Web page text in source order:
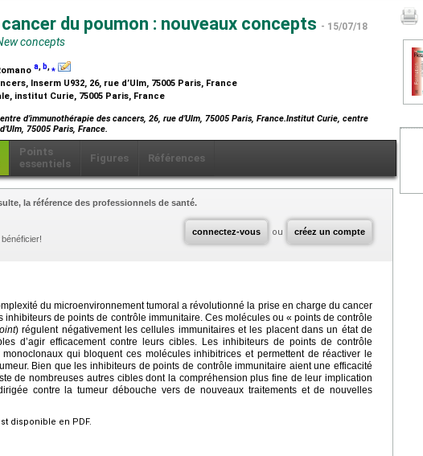
du poumon : nouveaux concepts - 15/07/18
concepts
a, b,⁎
Inserm U932, 26, rue d’Ulm, 75005 Paris, France
institut Curie, 75005 Paris, France
d’immunothérapie des cancers, 26, rue d’Ulm, 75005 Paris, France.Institut Curie, centre
75005 Paris, France.
Points
essentiels
Figures Références
connectez-vous ou créez un compte
la référence des professionnels de santé.
du microenvironnement tumoral a révolutionné la prise en charge du cancer
inhibiteurs de points de contrôle immunitaire. Ces molécules ou « points de contrôle
) régulent négativement les cellules immunitaires et les placent dans un état de
d’agir efficacement contre leurs cibles. Les inhibiteurs de points de contrôle
qui bloquent ces molécules inhibitrices et permettent de réactiver le
Bien que les inhibiteurs de points de contrôle immunitaire aient une efficacité
de nombreuses autres cibles dont la compréhension plus fine de leur implication
contre la tumeur débouche vers de nouveaux traitements et de nouvelles
disponible en PDF.